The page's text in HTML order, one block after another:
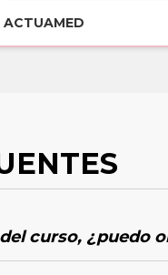
ACTUAMED
curso, ¿puedo